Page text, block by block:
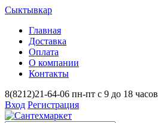
Сыктывкар
Главная
Доставка
Оплата
О компании
Контакты
8(8212)21-64-06 пн-пт с 9 до 18 часов
Вход Регистрация